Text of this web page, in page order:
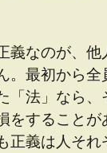
義なのが、
。最初から全
「法」なら、
をすること
正義は人そ